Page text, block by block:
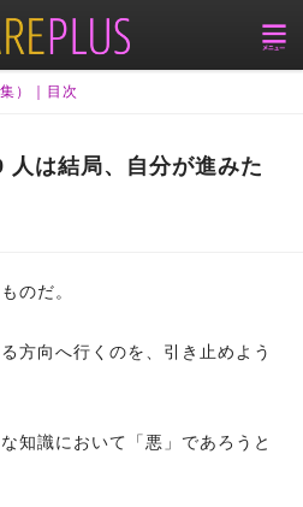
）｜目次
人は結局、自分が進みた
のだ。
方向へ行くのを、引き止めよう
知識において「悪」であろうと